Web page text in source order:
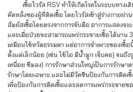
เชื้อไวรัส RSV ทำให้เกิดโรคในระบบทางเ
คัดหลั่งของผู้ที่ติดเชื้อ โดยไวรัสเข้าสู่ร่างกายผ่า
สัมผัสเชื้อโดยตรงจากการจับมือ อาการแสดงจ
และเมื่อป่วยจะสามารถแพร่กระจายเชื้อได้นาน
เหมือนไข้หวัดธรรมดา แต่อาการจำเพาะของเชื้
ตั้งแต่เล็กน้อย (เช่น ไข้ไอ มีน้ำมูก เจ็บคอ) จนถึง
เหนื่อย ซึมลง) การรักษาส่วนใหญ่เป็นการรักษา
รักษาโดยเฉพาะ และไม่มีวัคซีนป้องกันการติดเ
เพื่อป้องกันการติดเชื้อและลดการแพร่กระจายข